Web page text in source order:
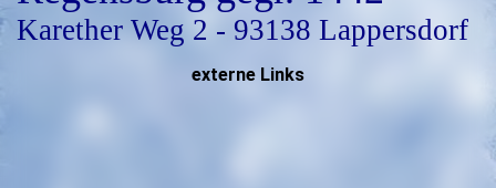
Karether Weg 2 - 93138 Lappersdorf
externe Links